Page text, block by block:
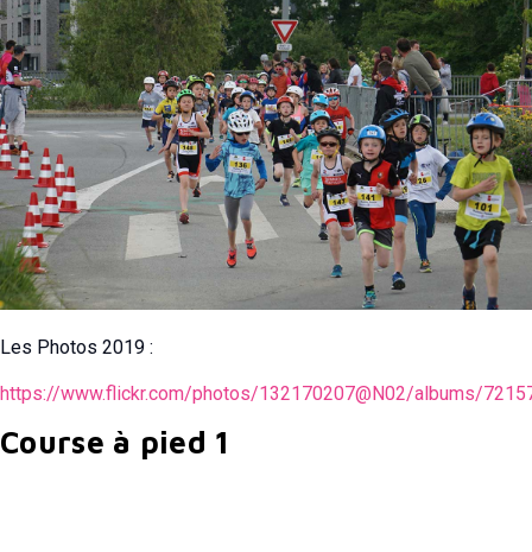
Les Photos 2019 :
https://www.flickr.com/photos/132170207@N02/albums/
Course à pied 1